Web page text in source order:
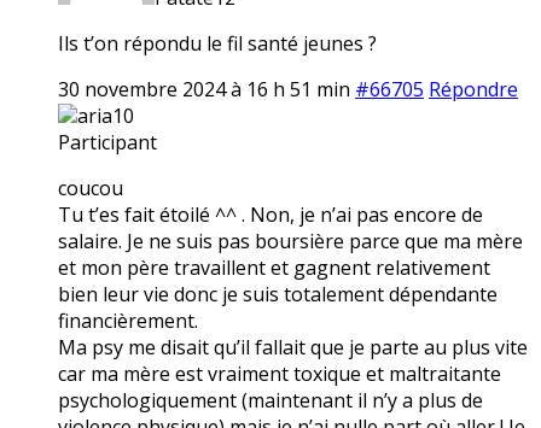
Ils t’on répondu le fil santé jeunes ?
30 novembre 2024 à 16 h 51 min #66705 Répondre
aria10
Participant
coucou
Tu t’es fait étoilé ^^ . Non, je n’ai pas encore de
salaire. Je ne suis pas boursière parce que ma mère
et mon père travaillent et gagnent relativement
bien leur vie donc je suis totalement dépendante
financièrement.
Ma psy me disait qu’il fallait que je parte au plus vite
car ma mère est vraiment toxique et maltraitante
psychologiquement (maintenant il n’y a plus de